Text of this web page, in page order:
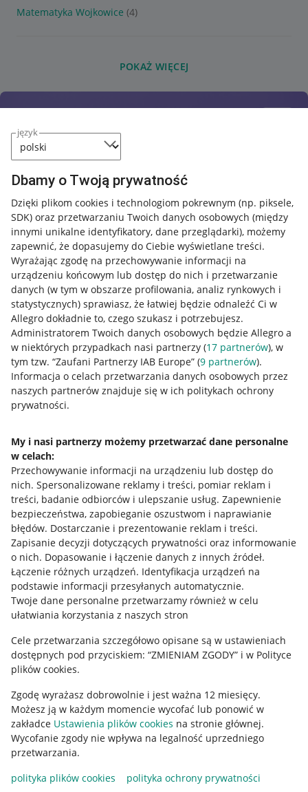
język
Dbamy o Twoją prywatność
Dzięki plikom cookies i technologiom pokrewnym (np. piksele,
SDK) oraz przetwarzaniu Twoich danych osobowych (między
innymi unikalne identyfikatory, dane przeglądarki), możemy
zapewnić, że dopasujemy do Ciebie wyświetlane treści.
Wyrażając zgodę na przechowywanie informacji na
urządzeniu końcowym lub dostęp do nich i przetwarzanie
danych (w tym w obszarze profilowania, analiz rynkowych i
statystycznych) sprawiasz, że łatwiej będzie odnaleźć Ci w
Allegro dokładnie to, czego szukasz i potrzebujesz.
Administratorem Twoich danych osobowych będzie Allegro a
w niektórych przypadkach nasi partnerzy (17 partnerów), w
tym tzw. “Zaufani Partnerzy IAB Europe” (9 partnerów).
Informacja o celach przetwarzania danych osobowych przez
naszych partnerów znajduje się w ich politykach ochrony
prywatności.
My i nasi partnerzy możemy przetwarzać dane personalne
w celach:
Przechowywanie informacji na urządzeniu lub dostęp do
nich. Spersonalizowane reklamy i treści, pomiar reklam i
treści, badanie odbiorców i ulepszanie usług. Zapewnienie
bezpieczeństwa, zapobieganie oszustwom i naprawianie
błędów. Dostarczanie i prezentowanie reklam i treści.
Zapisanie decyzji dotyczących prywatności oraz informowanie
o nich. Dopasowanie i łączenie danych z innych źródeł.
Łączenie różnych urządzeń. Identyfikacja urządzeń na
podstawie informacji przesyłanych automatycznie.
Twoje dane personalne przetwarzamy również w celu
ułatwiania korzystania z naszych stron
Cele przetwarzania szczegółowo opisane są w ustawieniach
dostępnych pod przyciskiem: “ZMIENIAM ZGODY” i w Polityce
plików cookies.
Zgodę wyrażasz dobrowolnie i jest ważna 12 miesięcy.
Możesz ją w każdym momencie wycofać lub ponowić w
zakładce Ustawienia plików cookies na stronie głównej.
Wycofanie zgody nie wpływa na legalność uprzedniego
przetwarzania.
polityka plików cookies
polityka ochrony prywatności
Matematyka Wojkowice (4)
POKAŻ WIĘCEJ
Nawigacja
Przydatne informacje
Jak to działa
Allegro Gadane dla sprzedających
Allegro Gadane dla kupujących
Mapa miejscowości
Informacje prawne
Regulamin
Polityka plików "cookies"
Ustawienia plików "cookies"
Udostępnianie lokalizacji
Informacje dla Aktu o Usługach Cyfrowych
Pobierz aplikację